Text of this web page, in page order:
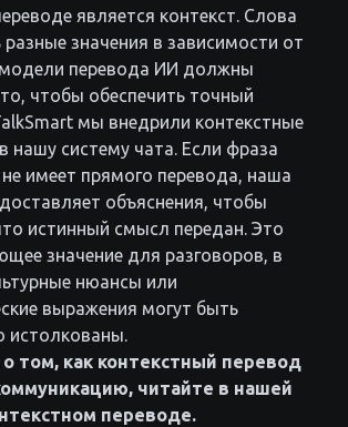
является контекст. Слова
разные значения в зависимости от
модели перевода ИИ должны
чтобы обеспечить точный
мы внедрили контекстные
нашу систему чата. Если фраза
имеет прямого перевода, наша
объяснения, чтобы
истинный смысл передан. Это
значение для разговоров, в
нюансы или
выражения могут быть
истолкованы.
том, как контекстный перевод
читайте в нашей
переводе.